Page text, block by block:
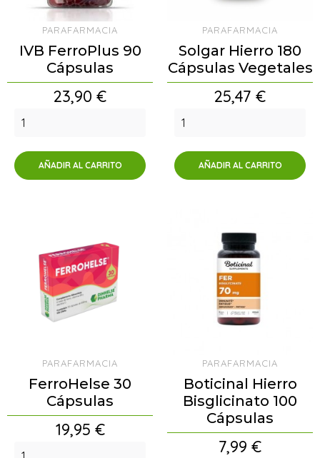
PARAFARMACIA
IVB FerroPlus 90
Cápsulas
Precio
23,90 €
AÑADIR AL CARRITO
PARAFARMACIA
Solgar Hierro 180
Cápsulas Vegetales
Precio
25,47 €
AÑADIR AL CARRITO
PARAFARMACIA
FerroHelse 30
Cápsulas
Precio
19,95 €
PARAFARMACIA
Boticinal Hierro
Bisglicinato 100
Cápsulas
Precio
7,99 €